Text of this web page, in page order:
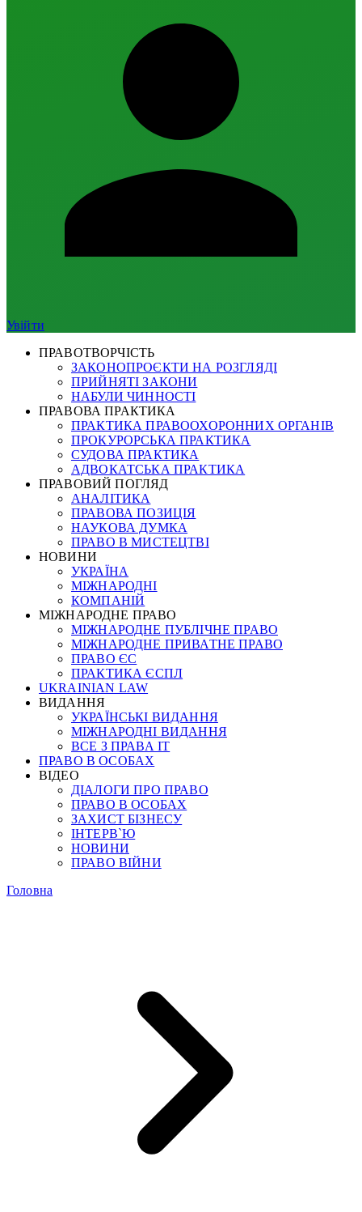
Увійти
ПРАВОТВОРЧІСТЬ
ЗАКОНОПРОЄКТИ НА РОЗГЛЯДІ
ПРИЙНЯТІ ЗАКОНИ
НАБУЛИ ЧИННОСТІ
ПРАВОВА ПРАКТИКА
ПРАКТИКА ПРАВООХОРОННИХ ОРГАНІВ
ПРОКУРОРСЬКА ПРАКТИКА
СУДОВА ПРАКТИКА
АДВОКАТСЬКА ПРАКТИКА
ПРАВОВИЙ ПОГЛЯД
АНАЛІТИКА
ПРАВОВА ПОЗИЦІЯ
НАУКОВА ДУМКА
ПРАВО В МИСТЕЦТВІ
НОВИНИ
УКРАЇНА
МІЖНАРОДНІ
КОМПАНІЙ
МІЖНАРОДНЕ ПРАВО
МІЖНАРОДНЕ ПУБЛІЧНЕ ПРАВО
МІЖНАРОДНЕ ПРИВАТНЕ ПРАВО
ПРАВО ЄС
ПРАКТИКА ЄСПЛ
UKRAINIAN LAW
ВИДАННЯ
УКРАЇНСЬКІ ВИДАННЯ
МІЖНАРОДНІ ВИДАННЯ
ВСЕ З ПРАВА ІТ
ПРАВО В ОСОБАХ
ВІДЕО
ДІАЛОГИ ПРО ПРАВО
ПРАВО В ОСОБАХ
ЗАХИСТ БІЗНЕСУ
ІНТЕРВ`Ю
НОВИНИ
ПРАВО ВІЙНИ
Головна